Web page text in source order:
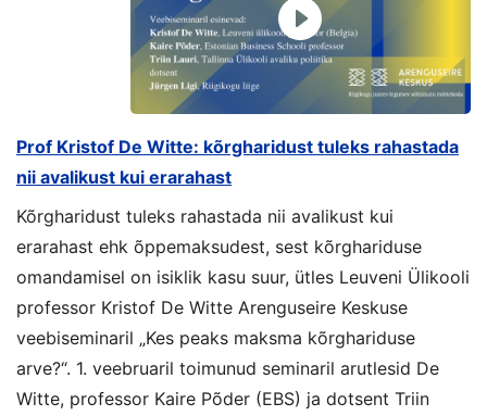
Prof Kristof De Witte: kõrgharidust tuleks rahastada
nii avalikust kui erarahast
Kõrgharidust tuleks rahastada nii avalikust kui
erarahast ehk õppemaksudest, sest kõrghariduse
omandamisel on isiklik kasu suur, ütles Leuveni Ülikooli
professor Kristof De Witte Arenguseire Keskuse
veebiseminaril „Kes peaks maksma kõrghariduse
arve?“. 1. veebruaril toimunud seminaril arutlesid De
Witte, professor Kaire Põder (EBS) ja dotsent Triin